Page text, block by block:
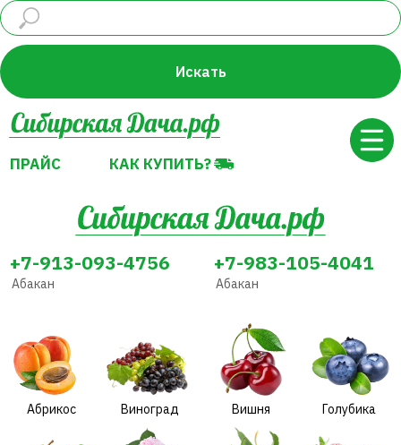
Искать
ПРАЙС КАК КУПИТЬ?
Груша
ПРАЙС
КАК КУПИТЬ?
Декоративные
растения
Жимолость Земляника
(Клубника)